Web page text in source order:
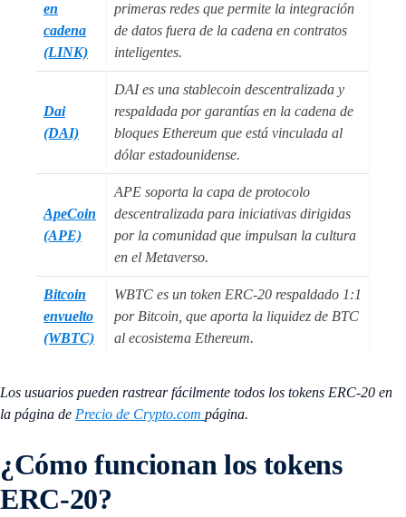
en
cadena
(LINK)
primeras redes que permite la integración
de datos fuera de la cadena en contratos
inteligentes.
Dai
(DAI)
DAI es una stablecoin descentralizada y
respaldada por garantías en la cadena de
bloques Ethereum que está vinculada al
dólar estadounidense.
ApeCoin
(APE)
APE soporta la capa de protocolo
descentralizada para iniciativas dirigidas
por la comunidad que impulsan la cultura
en el Metaverso.
Bitcoin
envuelto
(WBTC)
WBTC es un token ERC-20 respaldado 1:1
por Bitcoin, que aporta la liquidez de BTC
al ecosistema Ethereum.
Los usuarios pueden rastrear fácilmente todos los tokens ERC-20 en
la página de Precio de Crypto.com página.
¿Cómo funcionan los tokens
ERC-20?